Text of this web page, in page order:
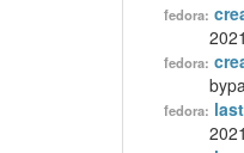
fedora:
fedora:
fedora: